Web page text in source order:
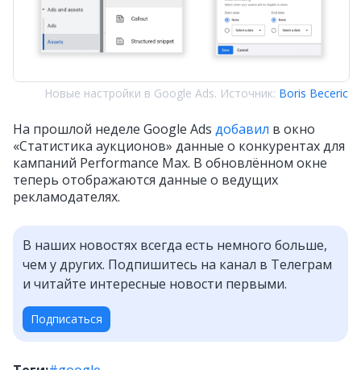
Новые настройки в Google Ads. Источник: Boris Beceric
На прошлой неделе Google Ads добавил в окно
«Статистика аукционов» данные о конкурентах для
кампаний Performance Max. В обновлённом окне
теперь отображаются данные о ведущих
рекламодателях.
В наших новостях всегда есть немного больше,
чем у других. Подпишитесь на канал в Телеграм
и читайте интересные новости первыми.
Подписаться